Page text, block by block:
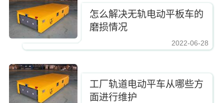
怎么解决无轨电动平板车的
磨损情况
2022-06-28
工厂轨道电动平车从哪些方
面进行维护